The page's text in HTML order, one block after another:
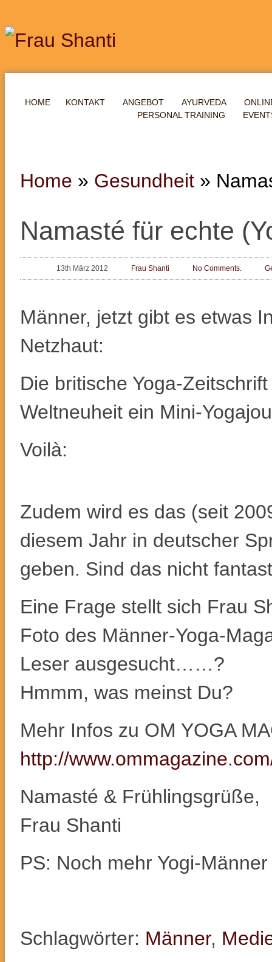
HOME KONTAKT ANGEBOT AYURVEDA
PERSONAL TRAINING
Home » Gesundheit »
Namasté für echte
13th März 2012 Frau Shanti No Comments.
Männer, jetzt gibt es etwas
Netzhaut:
Die britische Yoga-
Weltneuheit ein Mini-
Voilà:
Zudem wird es das (seit
diesem Jahr in deutscher
geben. Sind das nicht
Eine Frage stellt sich Frau
Foto des Männer-Yoga-
Leser ausgesucht……?
Hmmm, was meinst Du?
Mehr Infos zu OM YOGA
http://
Namasté & Frühlingsgrüße,
Frau Shanti
PS: Noch mehr Yogi-
Schlagwörter: Männer,